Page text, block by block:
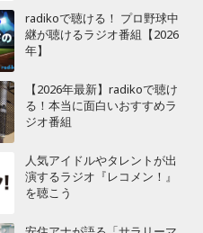
radikoで聴ける！ プロ野球中
継が聴けるラジオ番組【2026
年】
【2026年最新】radikoで聴け
る！本当に面白いおすすめラ
ジオ番組
人気アイドルやタレントが出
演するラジオ『レコメン！』
を聴こう